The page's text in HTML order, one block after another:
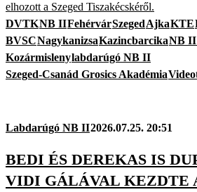
elhozott a Szeged Tiszakécskéről.
DVTKNB IIFehérvárSzegedAjkaKTE
BVSCNagykanizsaKazincbarcikaNB II
Kozármislenylabdarúgó NB II
Szeged-Csanád Grosics Akadémia
Labdarúgó NB II2026.07.25. 20:51
BEDI ÉS DEREKAS IS
VIDI GÁLÁVAL KEZDTE